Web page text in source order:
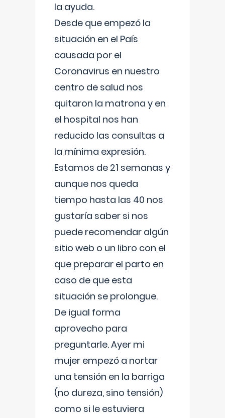
la ayuda.
Desde que empezó la
situación en el País
causada por el
Coronavirus en nuestro
centro de salud nos
quitaron la matrona y en
el hospital nos han
reducido las consultas a
la mínima expresión.
Estamos de 21 semanas y
aunque nos queda
tiempo hasta las 40 nos
gustaría saber si nos
puede recomendar algún
sitio web o un libro con el
que preparar el parto en
caso de que esta
situación se prolongue.
De igual forma
aprovecho para
preguntarle. Ayer mi
mujer empezó a nortar
una tensión en la barriga
(no dureza, sino tensión)
como si le estuviera